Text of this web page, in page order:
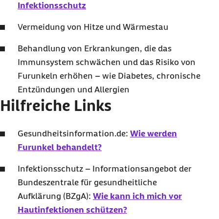
Infektionsschutz
Vermeidung von Hitze und Wärmestau
Behandlung von Erkrankungen, die das
Immunsystem schwächen und das Risiko von
Furunkeln erhöhen – wie Diabetes, chronische
Entzündungen und Allergien
Hilfreiche Links
Gesundheitsinformation.de: Wie werden
Furunkel behandelt?
Infektionsschutz – Informationsangebot der
Bundeszentrale für gesundheitliche
Aufklärung (BZgA): Wie kann ich mich vor
Hautinfektionen schützen?